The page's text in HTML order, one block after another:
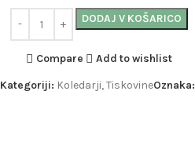
DODAJ V KOŠARICO
Compare
Add to wishlist
Kategoriji: Koledarji, TiskovineOznaka: